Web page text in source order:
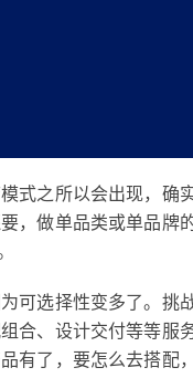
式之所以会出现，确
，做单品类或单品牌
可选择性变多了。挑
合、设计交付等等服
有了，要怎么去搭配